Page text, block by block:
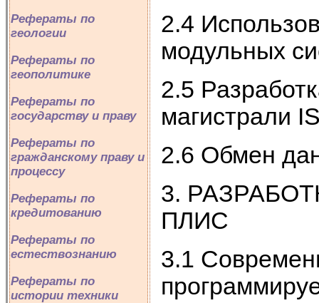
Рефераты по
геологии
Рефераты по
геополитике
Рефераты по
государству и праву
Рефераты по
гражданскому праву и
процессу
Рефераты по
кредитованию
Рефераты по
естествознанию
Рефераты по
истории техники
2.4
модульных
2.5
магистрали
2.6 Обмен
3.
ПЛИС
3.1